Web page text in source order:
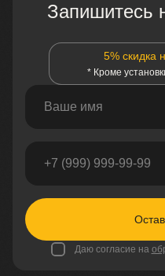
Запишитесь
5% скидка
* Кроме
Даю согласие на